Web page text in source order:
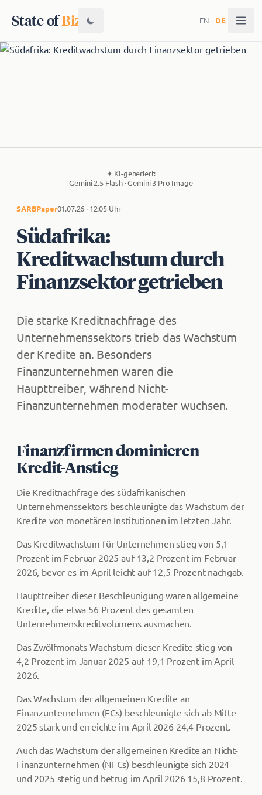
State ofBiz EN · DE
✦ KI-generiert:
Gemini 2.5 Flash · Gemini 3 Pro Image
SARBPaper01.07.26 · 12:05 Uhr
Südafrika:
Kreditwachstum durch
Finanzsektor getrieben
Die starke Kreditnachfrage des
Unternehmenssektors trieb das Wachstum
der Kredite an. Besonders
Finanzunternehmen waren die
Haupttreiber, während Nicht-
Finanzunternehmen moderater wuchsen.
Finanzfirmen dominieren
Kredit-Anstieg
Die Kreditnachfrage des südafrikanischen
Unternehmenssektors beschleunigte das Wachstum der
Kredite von monetären Institutionen im letzten Jahr.
Das Kreditwachstum für Unternehmen stieg von 5,1
Prozent im Februar 2025 auf 13,2 Prozent im Februar
2026, bevor es im April leicht auf 12,5 Prozent nachgab.
Haupttreiber dieser Beschleunigung waren allgemeine
Kredite, die etwa 56 Prozent des gesamten
Unternehmenskreditvolumens ausmachen.
Das Zwölfmonats-Wachstum dieser Kredite stieg von
4,2 Prozent im Januar 2025 auf 19,1 Prozent im April
2026.
Das Wachstum der allgemeinen Kredite an
Finanzunternehmen (FCs) beschleunigte sich ab Mitte
2025 stark und erreichte im April 2026 24,4 Prozent.
Auch das Wachstum der allgemeinen Kredite an Nicht-
Finanzunternehmen (NFCs) beschleunigte sich 2024
und 2025 stetig und betrug im April 2026 15,8 Prozent.